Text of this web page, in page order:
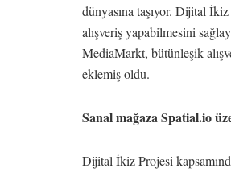
dünyasına taşıyor. Dijital
alışveriş yapabilmesini
MediaMarkt, bütünleşik
eklemiş oldu.
Sanal mağaza Spatial.io
Dijital İkiz Projesi